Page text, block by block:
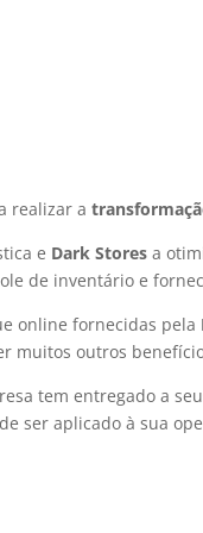
realizar a
e Dark Stores a
de inventário e
online fornecidas pela
muitos outros
tem entregado a
ser aplicado à sua